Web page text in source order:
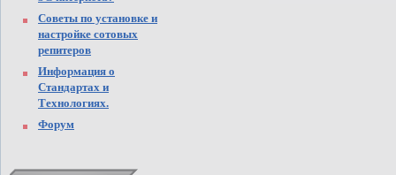
Советы по установке и
настройке сотовых
репитеров
Информация о
Стандартах и
Технологиях.
Форум